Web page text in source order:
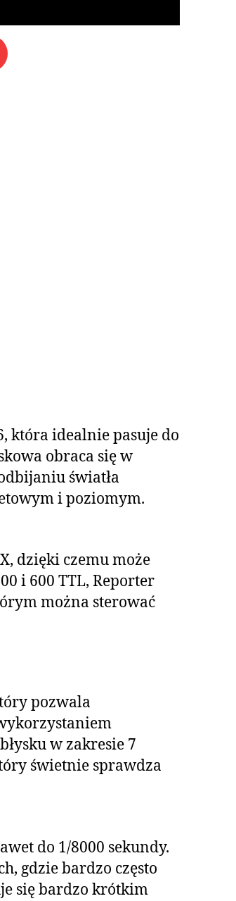
która idealnie pasuje do
obraca się w
światła
i poziomym.
dzięki czemu może
i 600 TTL, Reporter
można sterować
pozwala
w zakresie 7
świetnie sprawdza
do 1/8000 sekundy.
gdzie bardzo często
się bardzo krótkim